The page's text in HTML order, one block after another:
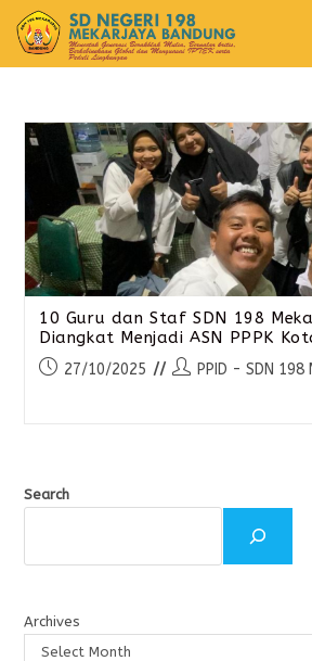
10 Guru dan Staf SDN 198
Diangkat Menjadi ASN PPPK
27/10/2025 PPID - SDN 198
Search
Archives
Select Month